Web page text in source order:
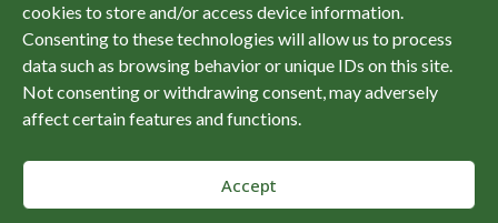
cookies to store and/or access device information.
Consenting to these technologies will allow us to process
data such as browsing behavior or unique IDs on this site.
Not consenting or withdrawing consent, may adversely
affect certain features and functions.
Accept
© Sierra Club Canada, 2026. Tous les droits sont
réservés.
Politiques Accessibilité Confidentialité
Revenez en haut